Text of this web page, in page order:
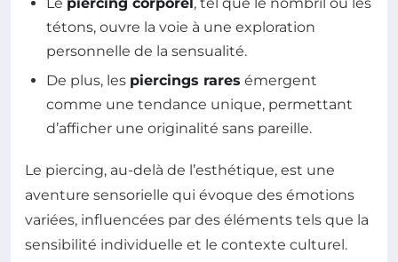
tétons, ouvre la voie à une exploration
personnelle de la sensualité.
De plus, les piercings rares émergent
comme une tendance unique, permettant
d’afficher une originalité sans pareille.
Le piercing, au-delà de l’esthétique, est une
aventure sensorielle qui évoque des émotions
variées, influencées par des éléments tels que la
sensibilité individuelle et le contexte culturel.